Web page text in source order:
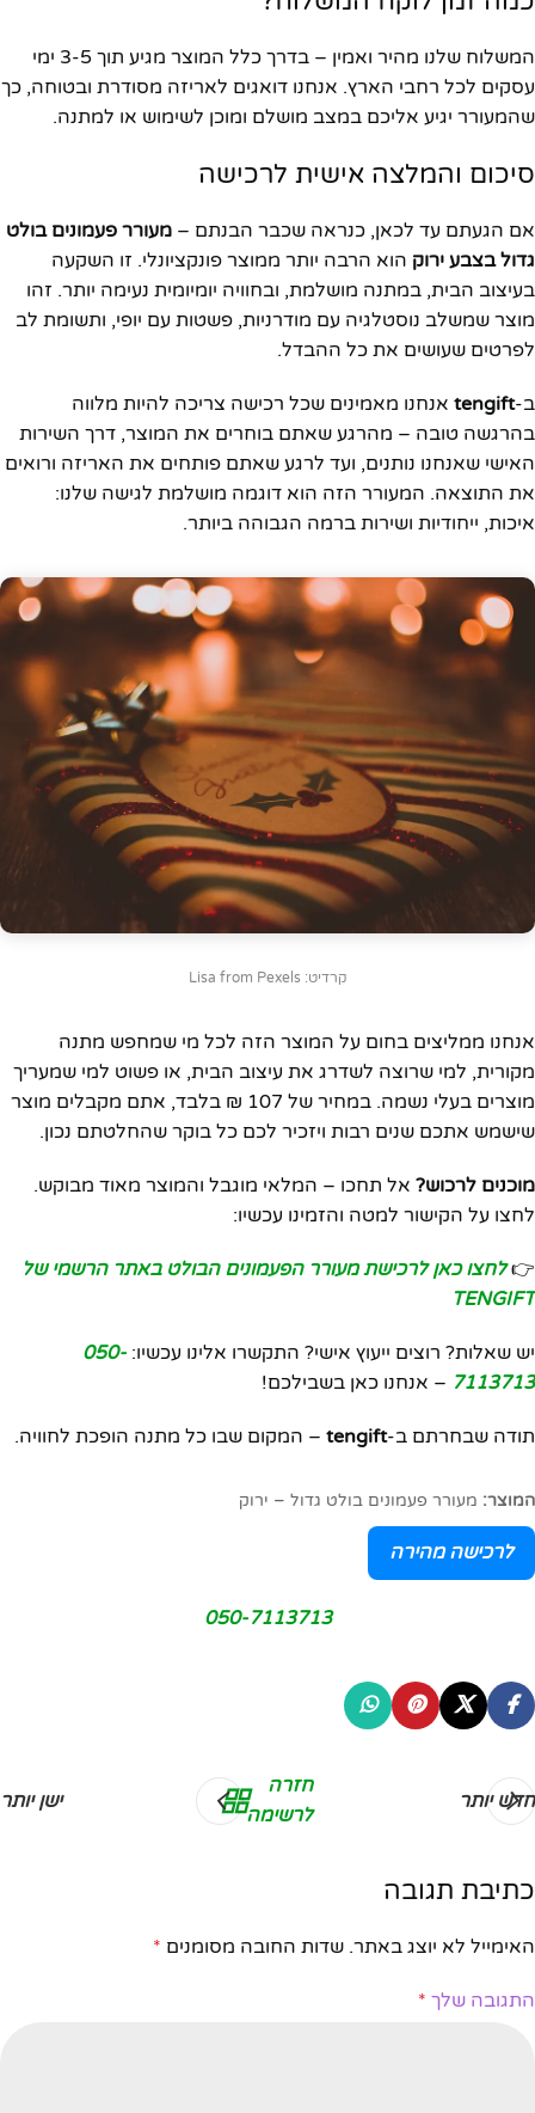
המשלוח שלנו מהיר ואמין – בדרך כלל המוצר מגיע תוך 3-5 ימי
עסקים לכל רחבי הארץ. אנחנו דואגים לאריזה מסודרת ובטוחה, כך
שהמעורר יגיע אליכם במצב מושלם ומוכן לשימוש או למתנה.
סיכום והמלצה אישית לרכישה
אם הגעתם עד לכאן, כנראה שכבר הבנתם – מעורר פעמונים בולט
גדול בצבע ירוק הוא הרבה יותר ממוצר פונקציונלי. זו השקעה
בעיצוב הבית, במתנה מושלמת, ובחוויה יומיומית נעימה יותר. זהו
מוצר שמשלב נוסטלגיה עם מודרניות, פשטות עם יופי, ותשומת לב
לפרטים שעושים את כל ההבדל.
ב-tengift אנחנו מאמינים שכל רכישה צריכה להיות מלווה
בהרגשה טובה – מהרגע שאתם בוחרים את המוצר, דרך השירות
האישי שאנחנו נותנים, ועד לרגע שאתם פותחים את האריזה ורואים
את התוצאה. המעורר הזה הוא דוגמה מושלמת לגישה שלנו:
איכות, ייחודיות ושירות ברמה הגבוהה ביותר.
קרדיט: Lisa from Pexels
אנחנו ממליצים בחום על המוצר הזה לכל מי שמחפש מתנה
מקורית, למי שרוצה לשדרג את עיצוב הבית, או פשוט למי שמעריך
מוצרים בעלי נשמה. במחיר של 107 ₪ בלבד, אתם מקבלים מוצר
שישמש אתכם שנים רבות ויזכיר לכם כל בוקר שהחלטתם נכון.
מוכנים לרכוש? אל תחכו – המלאי מוגבל והמוצר מאוד מבוקש.
לחצו על הקישור למטה והזמינו עכשיו:
👉לחצו כאן לרכישת מעורר הפעמונים הבולט באתר הרשמי של
TENGIFT
יש שאלות? רוצים ייעוץ אישי? התקשרו אלינו עכשיו: 050-
7113713 – אנחנו כאן בשבילכם!
תודה שבחרתם ב-tengift – המקום שבו כל מתנה הופכת לחוויה.
המוצר: מעורר פעמונים בולט גדול – ירוק
לרכישה מהירה
050-7113713
חדש יותר
חזרה
לרשימה
ישן יותר
כתיבת תגובה
האימייל לא יוצג באתר. שדות החובה מסומנים *
התגובה שלך *